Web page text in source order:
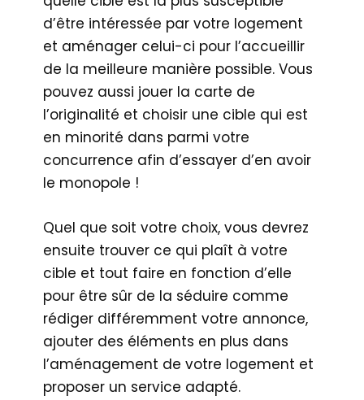
d’être intéressée par votre logement
et aménager celui-ci pour l’accueillir
de la meilleure manière possible. Vous
pouvez aussi jouer la carte de
l’originalité et choisir une cible qui est
en minorité dans parmi votre
concurrence afin d’essayer d’en avoir
le monopole !
Quel que soit votre choix, vous devrez
ensuite trouver ce qui plaît à votre
cible et tout faire en fonction d’elle
pour être sûr de la séduire comme
rédiger différemment votre annonce,
ajouter des éléments en plus dans
l’aménagement de votre logement et
proposer un service adapté.